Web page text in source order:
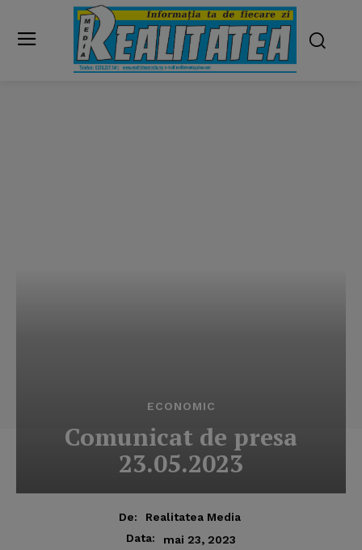
ECONOMIC
Comunicat de presa
23.05.2023
De:
Realitatea Media
Data:
mai 23, 2023